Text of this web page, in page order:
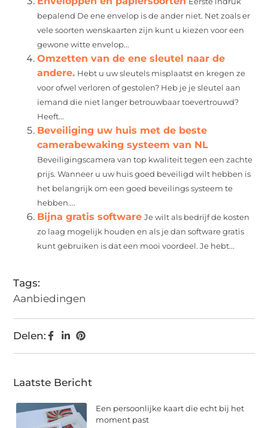
bepalend De ene envelop is de ander niet. Net zoals er
vele soorten wenskaarten zijn kunt u kiezen voor een
gewone witte envelop...
Omzetten van de ene sleutel naar de
andere. Hebt u uw sleutels misplaatst en kregen ze
voor ofwel verloren of gestolen? Heb je je sleutel aan
iemand die niet langer betrouwbaar toevertrouwd?
Heeft...
Beveiliging uw huis met de beste
camerabewaking systeem van NL
Beveiligingscamera van top kwaliteit tegen een zachte
prijs. Wanneer u uw huis goed beveiligd wilt hebben is
het belangrijk om een goed beveilings systeem te
hebben....
Bijna gratis software Je wilt als bedrijf de kosten
zo laag mogelijk houden en als je dan software gratis
kunt gebruiken is dat een mooi voordeel. Je hebt...
Tags:
Aanbiedingen
Delen:
Laatste Bericht
Een persoonlijke kaart die echt bij het
moment past